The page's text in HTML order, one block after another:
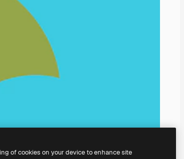
of cookies on your device to enhance site